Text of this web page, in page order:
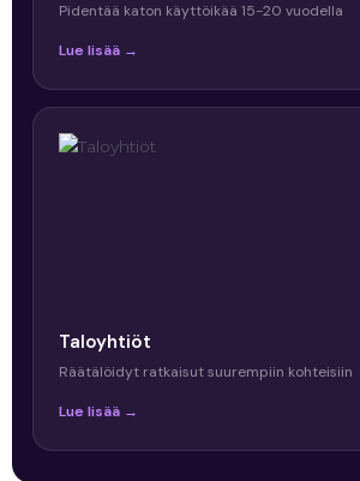
Pidentää katon käyttöikää 15-20 vuodella
Lue lisää →
Taloyhtiöt
Räätälöidyt ratkaisut suurempiin kohteisiin
Lue lisää →